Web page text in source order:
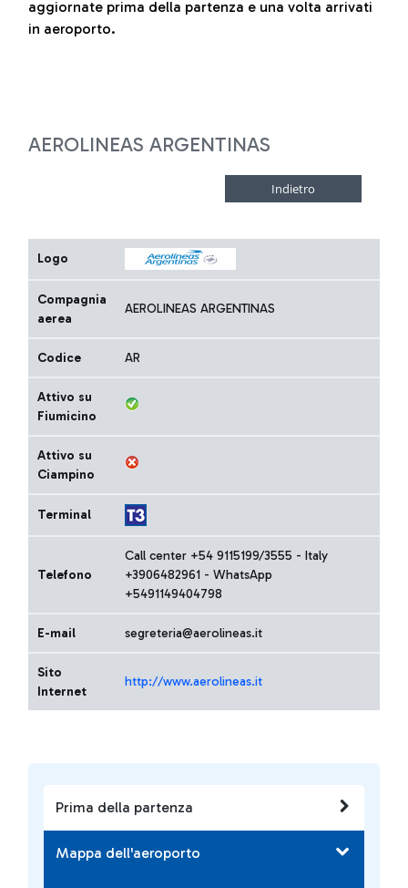
Prima della partenza
Mappa dell'aeroporto
aggiornate prima della partenza e una volta arrivati
in aeroporto.
AEROLINEAS ARGENTINAS
Logo
Compagnia
aerea
AEROLINEAS ARGENTINAS
Codice AR
Attivo su
Fiumicino
Attivo su
Ciampino
Terminal
Telefono
Call center +54 9115199/3555 - Italy
+3906482961 - WhatsApp
+5491149404798
E-mail segreteria@aerolineas.it
Sito
Internet
http://www.aerolineas.it